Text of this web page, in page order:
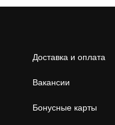
Доставка и оплата
Вакансии
Бонусные карты